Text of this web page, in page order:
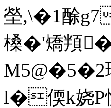
塋,\�1酴g7
槡�'矯頖
M5@�5�2
l�偄k娆P